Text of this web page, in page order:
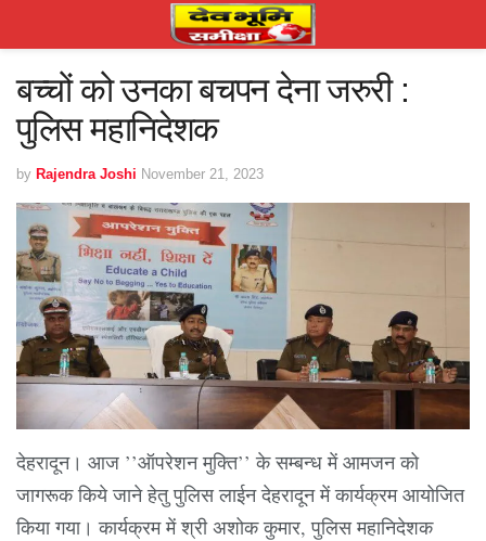
बच्चों को उनका बचपन देना जरुरी :
पुलिस महानिदेशक
by Rajendra Joshi November 21, 2023
देहरादून। आज ’’ऑपरेशन मुक्ति’’ के सम्बन्ध में आमजन को
जागरूक किये जाने हेतु पुलिस लाईन देहरादून में कार्यक्रम आयोजित
किया गया। कार्यक्रम में श्री अशोक कुमार, पुलिस महानिदेशक